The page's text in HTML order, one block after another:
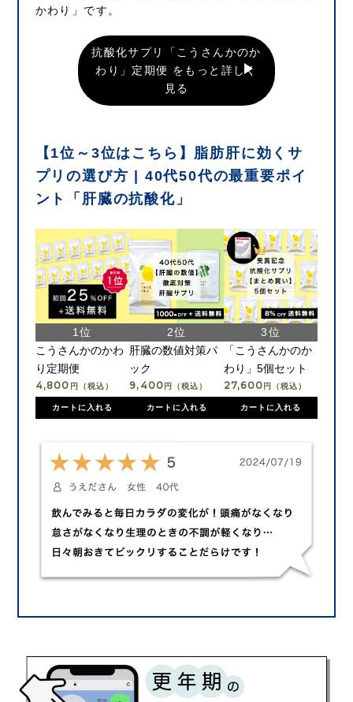
かわり」です。
抗酸化サプリ「こうさんかのか
わり」定期便 をもっと詳しく
見る
【1位～3位はこちら】脂肪肝に効くサ
プリの選び方 | 40代50代の最重要ポイ
ント「肝臓の抗酸化」
こうさんかのかわ
り定期便
4,800 円（税込）
カートに入れる
肝臓の数値対策パ
ック
9,400円（税込）
カートに入れる
「こうさんかのか
わり」5個セット
27,600円（税込）
カートに入れる